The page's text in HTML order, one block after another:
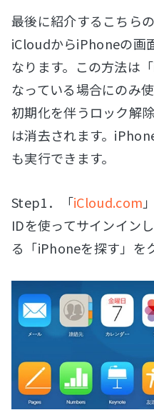
最後に紹介するこちら
iCloudからiPhoneの画
なります。この方法は
なっている場合にのみ
初期化を伴うロック解
は消去されます。
も実行できます。
Step1．「iCloud.com
IDを使ってサインイン
る「iPhoneを探す」を